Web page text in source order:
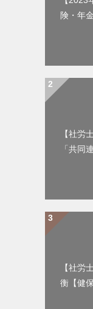
険・年
【社労
「共同
【社労
衡【健保